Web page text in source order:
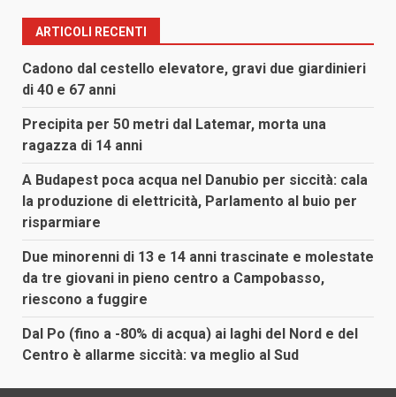
articoli
ARTICOLI RECENTI
Cadono dal cestello elevatore, gravi due giardinieri
di 40 e 67 anni
Precipita per 50 metri dal Latemar, morta una
ragazza di 14 anni
A Budapest poca acqua nel Danubio per siccità: cala
la produzione di elettricità, Parlamento al buio per
risparmiare
Due minorenni di 13 e 14 anni trascinate e molestate
da tre giovani in pieno centro a Campobasso,
riescono a fuggire
Dal Po (fino a -80% di acqua) ai laghi del Nord e del
Centro è allarme siccità: va meglio al Sud